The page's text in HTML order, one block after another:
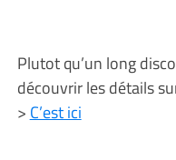
Plutot qu’un long
découvrir les détails
> C’est ici